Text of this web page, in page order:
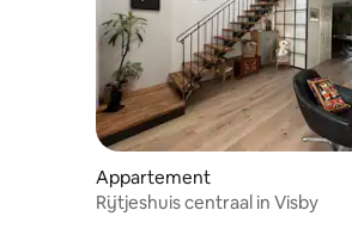
Appartement
Rijtjeshuis centraal in Visby